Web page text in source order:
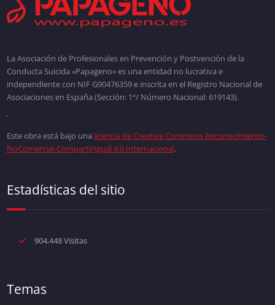
La Asociación de Profesionales en Prevención y Postvención de la
Conducta Suicida «Papageno» es una entidad no lucrativa e
independiente con NIF G90476359 e inscrita en el Registro Nacional de
Asociaciones en España (Sección: 1ª/ Número Nacional: 619143).
Este obra está bajo una licencia de Creative Commons Reconocimiento-
NoComercial-CompartirIgual 4.0 Internacional.
Estadísticas del sitio
904.448 Visitas
Temas